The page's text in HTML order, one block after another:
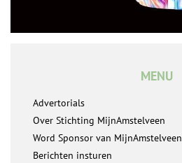
MENU
Advertorials
Over Stichting MijnAmstelveen
Word Sponsor van MijnAmstelveen
Berichten insturen